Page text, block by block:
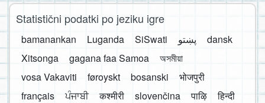
Statistični podatki po jeziku igre
bamanankan Luganda SiSwati پښتو
dansk
Xitsonga
gagana faa Samoa
অসমীয়া
vosa Vakaviti
føroyskt bosanski
भोजपुरी
français
ਪੰਜਾਬੀ कश्मीरी slovenčina पाऴि
हिन्दी